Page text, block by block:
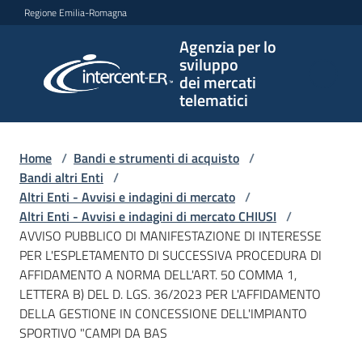
Vai al contenuto
Vai alla navigazione
Vai al footer
Regione Emilia-Romagna
Agenzia per lo
sviluppo
dei mercati
telematici
per lo
sviluppo
telematici
L'Agenzia
Bandi
e
strumenti
Home / Bandi e strumenti di acquisto /
Bandi altri Enti /
Altri Enti - Avvisi e indagini di mercato /
Altri Enti - Avvisi e indagini di mercato CHIUSI /
AVVISO PUBBLICO DI MANIFESTAZIONE DI INTERESSE
PER L'ESPLETAMENTO DI SUCCESSIVA PROCEDURA DI
AFFIDAMENTO A NORMA DELL'ART. 50 COMMA 1,
LETTERA B) DEL D. LGS. 36/2023 PER L'AFFIDAMENTO
DELLA GESTIONE IN CONCESSIONE DELL'IMPIANTO
SPORTIVO "CAMPI DA BAS